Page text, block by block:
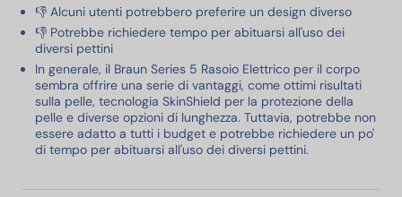
👎 Alcuni utenti potrebbero preferire un design diverso
👎 Potrebbe richiedere tempo per abituarsi all'uso dei
diversi pettini
In generale, il Braun Series 5 Rasoio Elettrico per il corpo
sembra offrire una serie di vantaggi, come ottimi risultati
sulla pelle, tecnologia SkinShield per la protezione della
pelle e diverse opzioni di lunghezza. Tuttavia, potrebbe non
essere adatto a tutti i budget e potrebbe richiedere un po'
di tempo per abituarsi all'uso dei diversi pettini.